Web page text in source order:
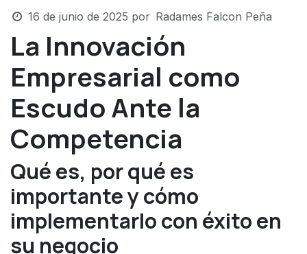
16 de junio de 2025 por Radames Falcon Peña
La Innovación
Empresarial como
Escudo Ante la
Competencia
Qué es, por qué es
importante y cómo
implementarlo con éxito en
su negocio